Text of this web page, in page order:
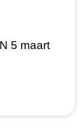
5 maart